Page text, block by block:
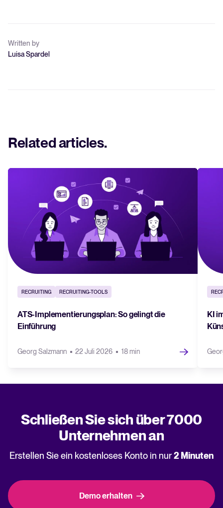
Written by
Luisa Spardel
Related articles.
RECRUITING RECRUITING-TOOLS
ATS-Implementierungsplan: So gelingt die
Einführung
Georg Salzmann 22 Juli 2026 18 min
KI
Schließen Sie sich über 7000
Unternehmen an
Erstellen Sie ein kostenloses Konto in nur2 Minuten
Demo erhalten